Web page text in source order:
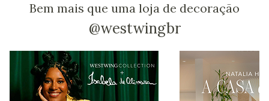
Bem mais que uma loja de decoração
@westwingbr